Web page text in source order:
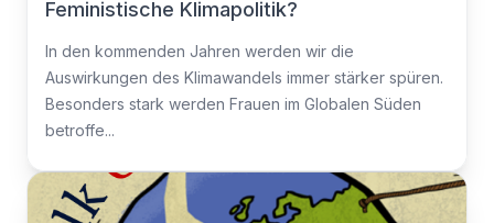
Feministische Klimapolitik?
In den kommenden Jahren werden wir die
Auswirkungen des Klimawandels immer stärker spüren.
Besonders stark werden Frauen im Globalen Süden
betroffe...